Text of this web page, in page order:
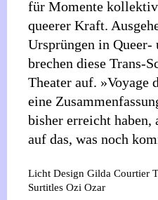
für Momente
queerer Kraft.
Ursprüngen in Queer-
brechen diese Trans-
Theater auf. »Voyage
eine
bisher erreicht
auf das, was noch
Licht Design Gilda Courtier
Surtitles Ozi Ozar